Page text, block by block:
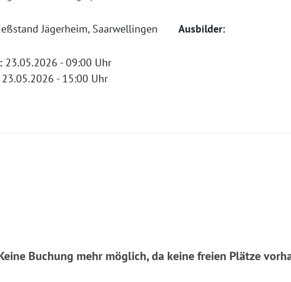
Jägerheim, Saarwellingen Ausbilder:
23.05.2026 - 09:00 Uhr
- 15:00 Uhr
Buchung mehr möglich, da keine freien Plätze